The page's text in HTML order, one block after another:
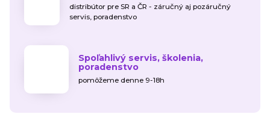
distribútor pre SR a ČR - záručný aj pozáručný
servis, poradenstvo
Spoľahlivý servis, školenia,
poradenstvo
pomôžeme denne 9-18h